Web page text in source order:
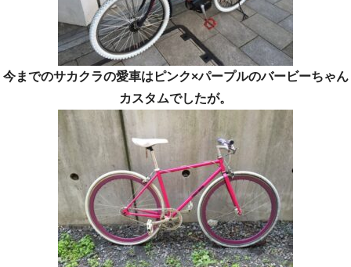
今までのサカクラの愛車はピンク×パープルのバービーちゃん
カスタムでしたが。